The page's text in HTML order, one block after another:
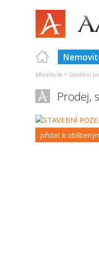
AReality.sk > Stavební
Prodej,
přidat k